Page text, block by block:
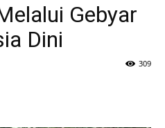
Gebyar
Dini
309